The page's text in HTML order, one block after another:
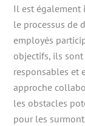
Il est également
le processus de
employés
objectifs, ils
responsables et
approche
les obstacles
pour les